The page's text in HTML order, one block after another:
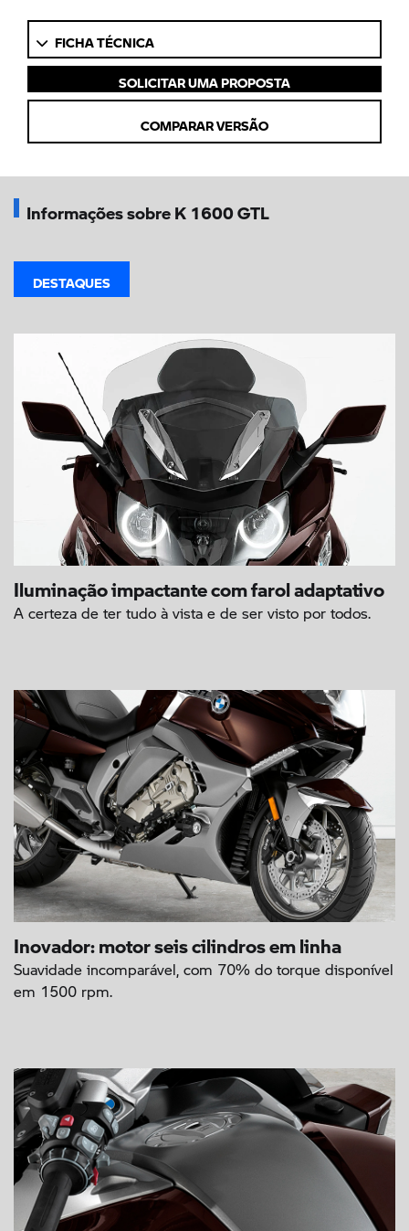
FICHA TÉCNICA
SOLICITAR UMA PROPOSTA
COMPARAR VERSÃO
Informações sobre K 1600 GTL
DESTAQUES
Iluminação impactante com farol adaptativo
A certeza de ter tudo à vista e de ser visto por todos.
Inovador: motor seis cilindros em linha
Suavidade incomparável, com 70% do torque disponível
em 1500 rpm.